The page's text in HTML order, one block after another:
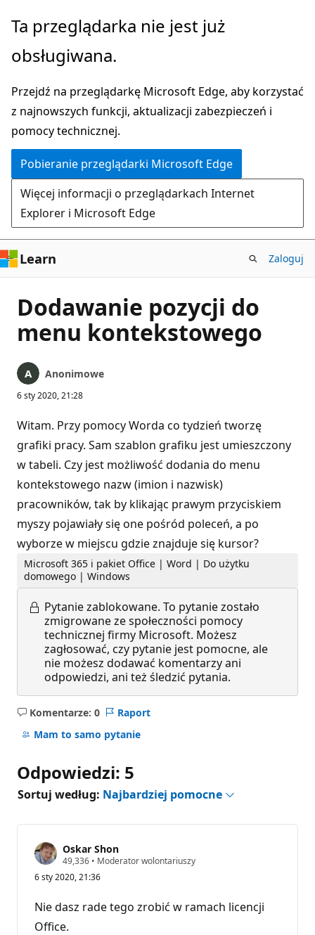
Przejdź
głównej
Ta przeglądarka nie jest już
obsługiwana.
Przejdź na przeglądarkę Microsoft Edge, aby korzystać
z najnowszych funkcji, aktualizacji zabezpieczeń i
pomocy technicznej.
Pobieranie przeglądarki Microsoft Edge
Więcej informacji o przeglądarkach Internet
Explorer i Microsoft Edge
Learn Zaloguj
Dodawanie pozycji do
menu kontekstowego
Anonimowe
6 sty 2020, 21:28
Witam. Przy pomocy Worda co tydzień tworzę
grafiki pracy. Sam szablon grafiku jest umieszczony
w tabeli. Czy jest możliwość dodania do menu
kontekstowego nazw (imion i nazwisk)
pracowników, tak by klikając prawym przyciskiem
myszy pojawiały się one pośród poleceń, a po
wyborze w miejscu gdzie znajduje się kursor?
Microsoft 365 i pakiet Office | Word | Do użytku
domowego | Windows
Pytanie zablokowane. To pytanie zostało
zmigrowane ze społeczności pomocy
technicznej firmy Microsoft. Możesz
zagłosować, czy pytanie jest pomocne, ale
nie możesz dodawać komentarzy ani
odpowiedzi, ani też śledzić pytania.
Komentarze: 0
Brak
komentarzy
Raport
Mam to samo pytanie
Odpowiedzi: 5
Sortuj według: Najbardziej pomocne
Oskar Shon
49,336 P
n
t
y
• Moderator wolontariuszy
6 sty 2020, 21:36
Nie dasz rade tego zrobić w ramach licencji
Office.